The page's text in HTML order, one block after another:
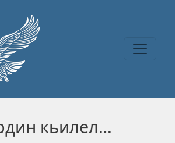
кьилел…